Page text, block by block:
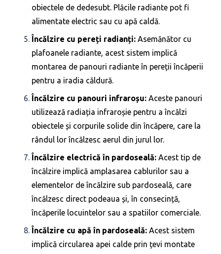
obiectele de dedesubt. Plăcile radiante pot fi
alimentate electric sau cu apă caldă.
Încălzire cu pereți radianți: Asemănător cu
plafoanele radiante, acest sistem implică
montarea de panouri radiante în pereții încăperii
pentru a iradia căldură.
Încălzire cu panouri infraroșu: Aceste panouri
utilizează radiația infraroșie pentru a încălzi
obiectele și corpurile solide din încăpere, care la
rândul lor încălzesc aerul din jurul lor.
Încălzire electrică în pardoseală: Acest tip de
încălzire implică amplasarea cablurilor sau a
elementelor de încălzire sub pardoseală, care
încălzesc direct podeaua și, în consecință,
încăperile locuintelor sau a spatiilor comerciale.
Încălzire cu apă în pardoseală: Acest sistem
implică circularea apei calde prin țevi montate